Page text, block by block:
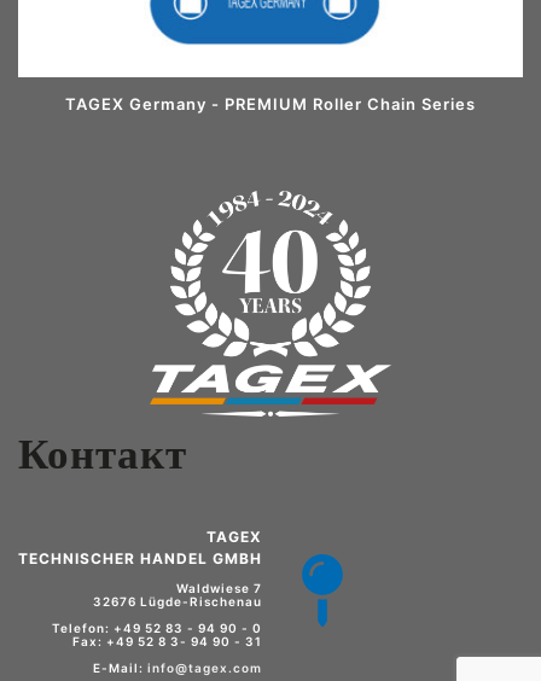
TAGEX Germany - PREMIUM Roller Chain Series
Контакт
TAGEX
TECHNISCHER HANDEL GMBH
Waldwiese 7
32676 Lügde-Rischenau
Telefon: +49 52 83 - 94 90 - 0
Fax: +49 52 8 3- 94 90 - 31
E-Mail: info@tagex.com